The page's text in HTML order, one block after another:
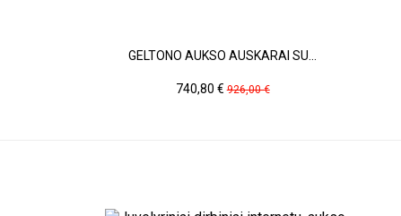
GELTONO AUKSO AUSKARAI SU...
Kaina
740,80 €Pradinė
kaina
926,00 €